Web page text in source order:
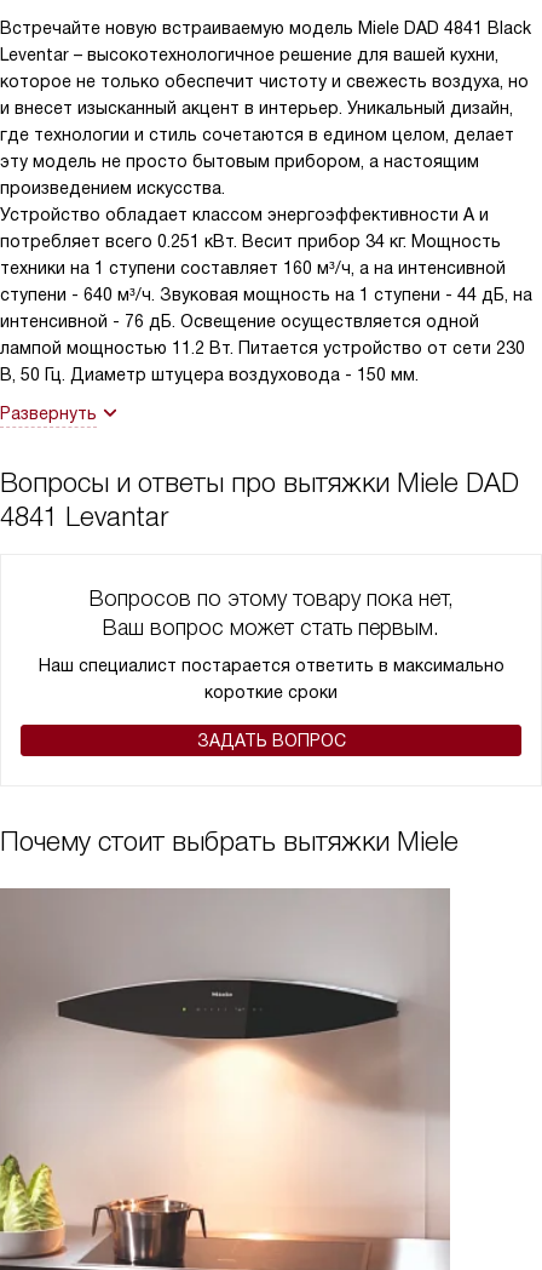
угольный фильтр отдельно, и система справляется.
Функция автоматического управления с плитой срабатывает
корректно: вытяжка сама повышает мощность, когда
начинается активное кипение, и возвращается на тихий режим.
Мотор экономичный, потребление невысокое, замечаю это в
счёте. Никаких нареканий по надёжности не возникло —
аппарат ощущается добротно собранным и практичным. В
целом доволен покупкой: удобство в уходе и мгновенный
«рывок» мощности при нужде сделали повседневную готовку
комфортнее.
Встречайте новую встраиваемую модель Miele DAD 4841 Black
Leventar – высокотехнологичное решение для вашей кухни,
которое не только обеспечит чистоту и свежесть воздуха, но
и внесет изысканный акцент в интерьер. Уникальный дизайн,
где технологии и стиль сочетаются в едином целом, делает
эту модель не просто бытовым прибором, а настоящим
произведением искусства.
Устройство обладает классом энергоэффективности A и
потребляет всего 0.251 кВт. Весит прибор 34 кг. Мощность
техники на 1 ступени составляет 160 м³/ч, а на интенсивной
ступени - 640 м³/ч. Звуковая мощность на 1 ступени - 44 дБ, на
интенсивной - 76 дБ. Освещение осуществляется одной
лампой мощностью 11.2 Вт. Питается устройство от сети 230
В, 50 Гц. Диаметр штуцера воздуховода - 150 мм.
Развернуть
Вопросы и ответы про вытяжки Miele DAD
4841 Levantar
Вопросов по этому товару пока нет,
Ваш вопрос может стать первым.
Наш специалист постарается ответить в максимально
короткие сроки
ЗАДАТЬ ВОПРОС
Почему стоит выбрать вытяжки Miele